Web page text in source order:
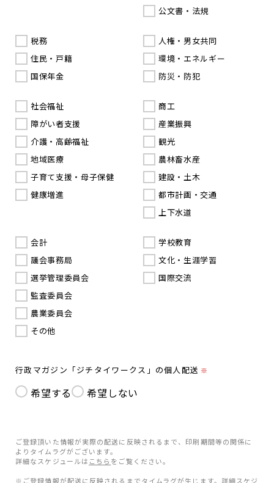
公文書・法規
税務
住民・戸籍
国保年金
人権・男女共同
環境・エネルギー
防災・防犯
社会福祉
障がい者支援
介護・高齢福祉
地域医療
子育て支援・母子保健
健康増進
商工
産業振興
観光
農林畜水産
建設・土木
都市計画・交通
上下水道
会計
議会事務局
選挙管理委員会
監査委員会
農業委員会
その他
学校教育
文化・生涯学習
国際交流
行政マガジン「ジチタイワークス」の個人配送 ※
希望する 希望しない
ご登録頂いた情報が実際の配送に反映されるまで、印刷期間等の関係に
よりタイムラグがございます。
詳細なスケジュールは こちら をご覧ください。
※ご登録情報が配送に反映されるまでタイムラグが生じます。詳細スケジ